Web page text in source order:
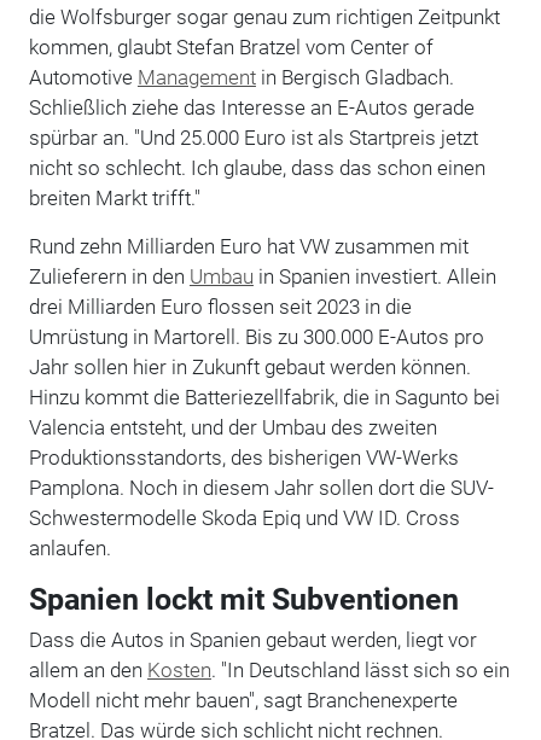
die Wolfsburger sogar genau zum richtigen Zeitpunkt
kommen, glaubt Stefan Bratzel vom Center of
Automotive Managementin Bergisch Gladbach.
Schließlich ziehe das Interesse an E-Autos gerade
spürbar an. "Und 25.000 Euro ist als Startpreis jetzt
nicht so schlecht. Ich glaube, dass das schon einen
breiten Markt trifft."
Rund zehn Milliarden Euro hat VW zusammen mit
Zulieferern in den Umbau in Spanien investiert. Allein
drei Milliarden Euro flossen seit 2023 in die
Umrüstung in Martorell. Bis zu 300.000 E-Autos pro
Jahr sollen hier in Zukunft gebaut werden können.
Hinzu kommt die Batteriezellfabrik, die in Sagunto bei
Valencia entsteht, und der Umbau des zweiten
Produktionsstandorts, des bisherigen VW-Werks
Pamplona. Noch in diesem Jahr sollen dort die SUV-
Schwestermodelle Skoda Epiq und VW ID. Cross
anlaufen.
Spanien lockt mit Subventionen
Dass die Autos in Spanien gebaut werden, liegt vor
allem an den Kosten. "In Deutschland lässt sich so ein
Modell nicht mehr bauen", sagt Branchenexperte
Bratzel. Das würde sich schlicht nicht rechnen.